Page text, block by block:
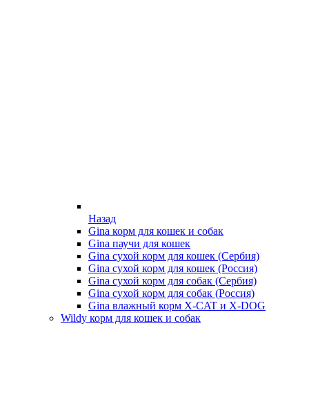
Назад
Gina корм для кошек и собак
Gina паучи для кошек
Gina сухой корм для кошек (Сербия)
Gina сухой корм для кошек (Россия)
Gina сухой корм для собак (Сербия)
Gina сухой корм для собак (Россия)
Gina влажный корм X-CAT и X-DOG
Wildy корм для кошек и собак